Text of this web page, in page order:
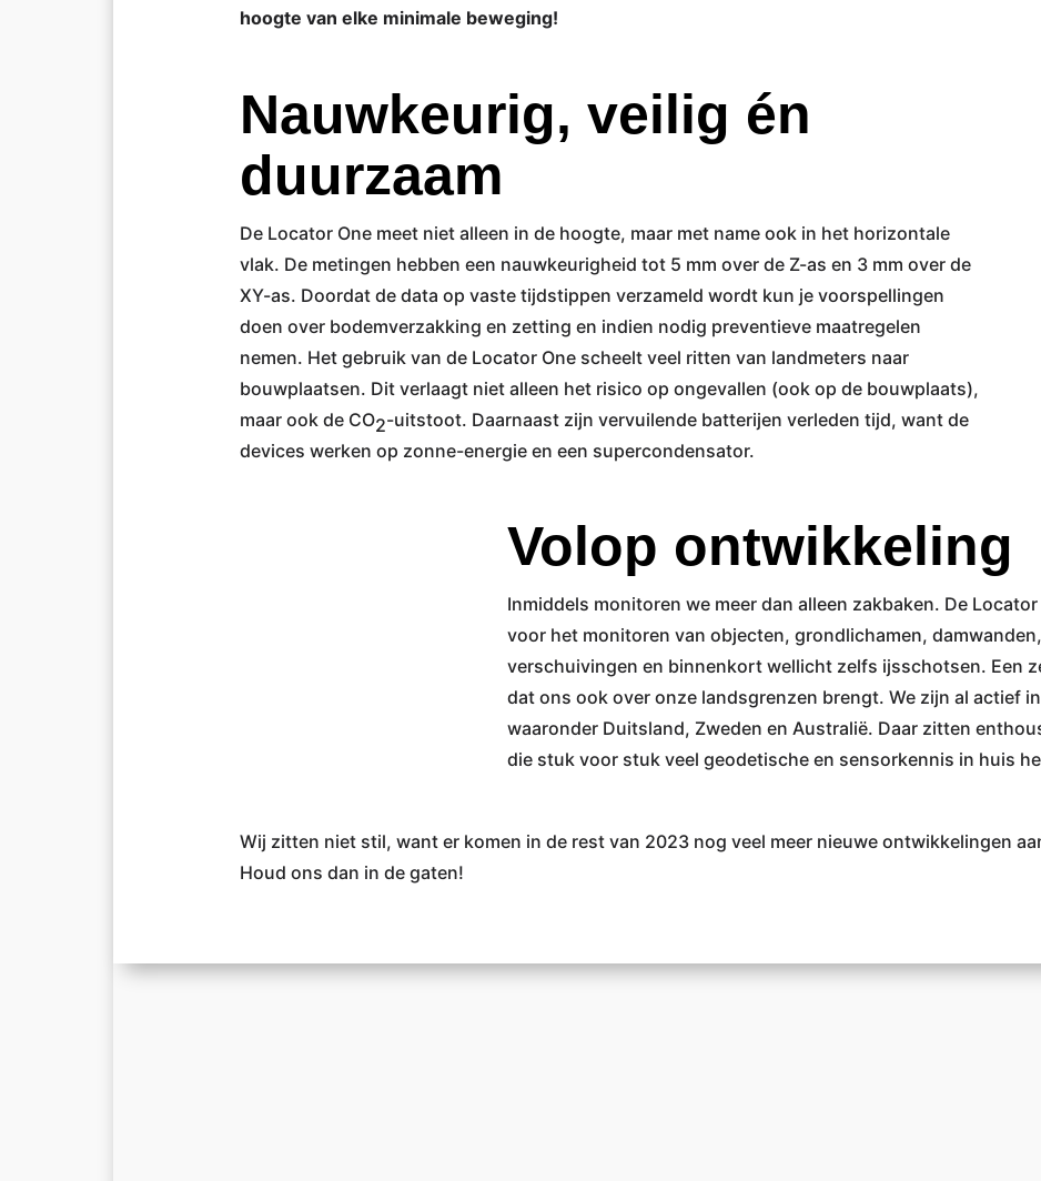
hoogte van elke minimale beweging!
Nauwkeurig, veilig én
duurzaam
De Locator One meet niet alleen in de hoogte, maar met name ook in het horizontale
vlak. De metingen hebben een nauwkeurigheid tot 5 mm over de Z-as en 3 mm over de
XY-as. Doordat de data op vaste tijdstippen verzameld wordt kun je voorspellingen
doen over bodemverzakking en zetting en indien nodig preventieve maatregelen
nemen. Het gebruik van de Locator One scheelt veel ritten van landmeters naar
bouwplaatsen. Dit verlaagt niet alleen het risico op ongevallen (ook op de bouwplaats),
maar ook de CO2-uitstoot. Daarnaast zijn vervuilende batterijen verleden tijd, want de
devices werken op zonne-energie en een supercondensator.
Volop ontwikkeling
Inmiddels monitoren we meer dan alleen zakbaken. De
voor het monitoren van objecten, grondlichamen,
verschuivingen en binnenkort wellicht zelfs ijsschotsen. Een
dat ons ook over onze landsgrenzen brengt. We zijn al actief
waaronder Duitsland, Zweden en Australië. Daar zitten
die stuk voor stuk veel geodetische en sensorkennis in huis
Wij zitten niet stil, want er komen in de rest van 2023 nog veel meer nieuwe ontwikkelingen
Houd ons dan in de gaten!